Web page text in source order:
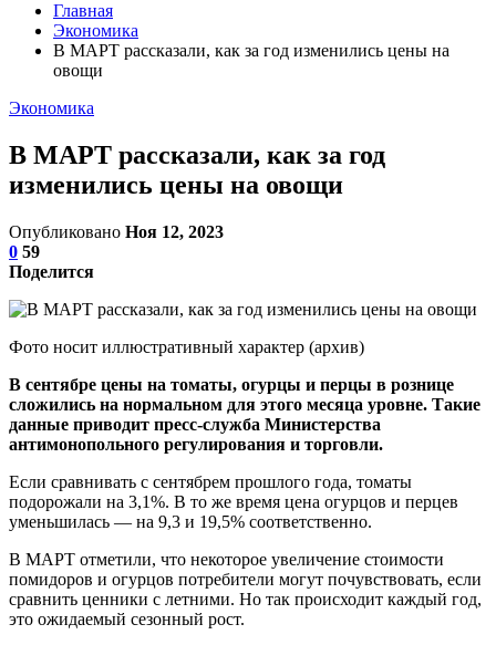
Главная
Экономика
В МАРТ рассказали, как за год изменились цены на
овощи
Экономика
В МАРТ рассказали, как за год
изменились цены на овощи
Опубликовано Ноя 12, 2023
0 59
Поделится
Фото носит иллюстративный характер (архив)
В сентябре цены на томаты, огурцы и перцы в рознице
сложились на нормальном для этого месяца уровне. Такие
данные приводит пресс-служба Министерства
антимонопольного регулирования и торговли.
Если сравнивать с сентябрем прошлого года, томаты
подорожали на 3,1%. В то же время цена огурцов и перцев
уменьшилась — на 9,3 и 19,5% соответственно.
В МАРТ отметили, что некоторое увеличение стоимости
помидоров и огурцов потребители могут почувствовать, если
сравнить ценники с летними. Но так происходит каждый год,
это ожидаемый сезонный рост.